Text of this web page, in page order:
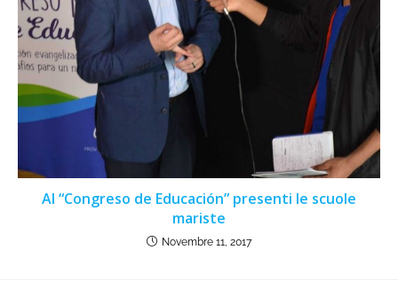
Al “Congreso de Educación” presenti le scuole
mariste
Novembre 11, 2017